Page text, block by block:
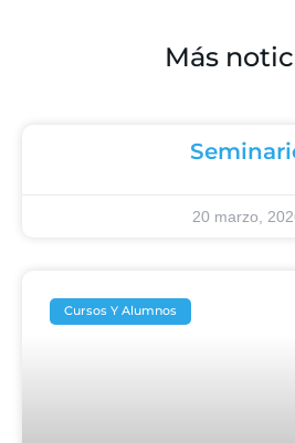
Más
20 marzo,
Cursos Y Alumnos